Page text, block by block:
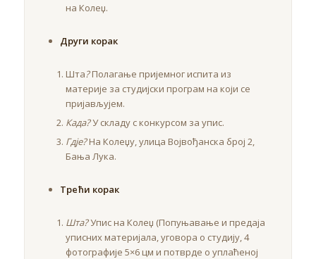
на Колеџ.
Други корак
Шта?Полагање пријемног испита из
материје за студијски програм на који се
пријављујем.
Када?У складу с конкурсом за упис.
Гдје?На Колеџу, улица Војвођанска број 2,
Бања Лука.
Трећи корак
Шта?Упис на Колеџ (Попуњавање и предаја
уписних материјала, уговора о студију, 4
фотографије 5×6 цм и потврде о уплаћеној